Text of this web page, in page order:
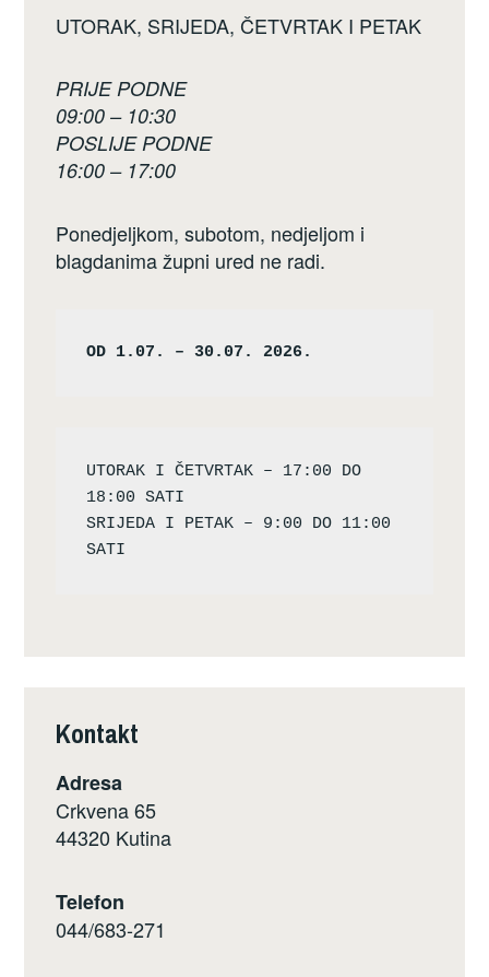
UTORAK, SRIJEDA, ČETVRTAK I PETAK
PRIJE PODNE
09:00 – 10:30
POSLIJE PODNE
16:00 – 17:00
Ponedjeljkom, subotom, nedjeljom i
blagdanima župni ured ne radi.
OD 1.07. – 30.07. 2026.
UTORAK I ČETVRTAK – 17:00 DO
18:00 SATI
SRIJEDA I PETAK – 9:00 DO 11:00
Kontakt
Adresa
Crkvena 65
44320 Kutina
Telefon
044/683-271